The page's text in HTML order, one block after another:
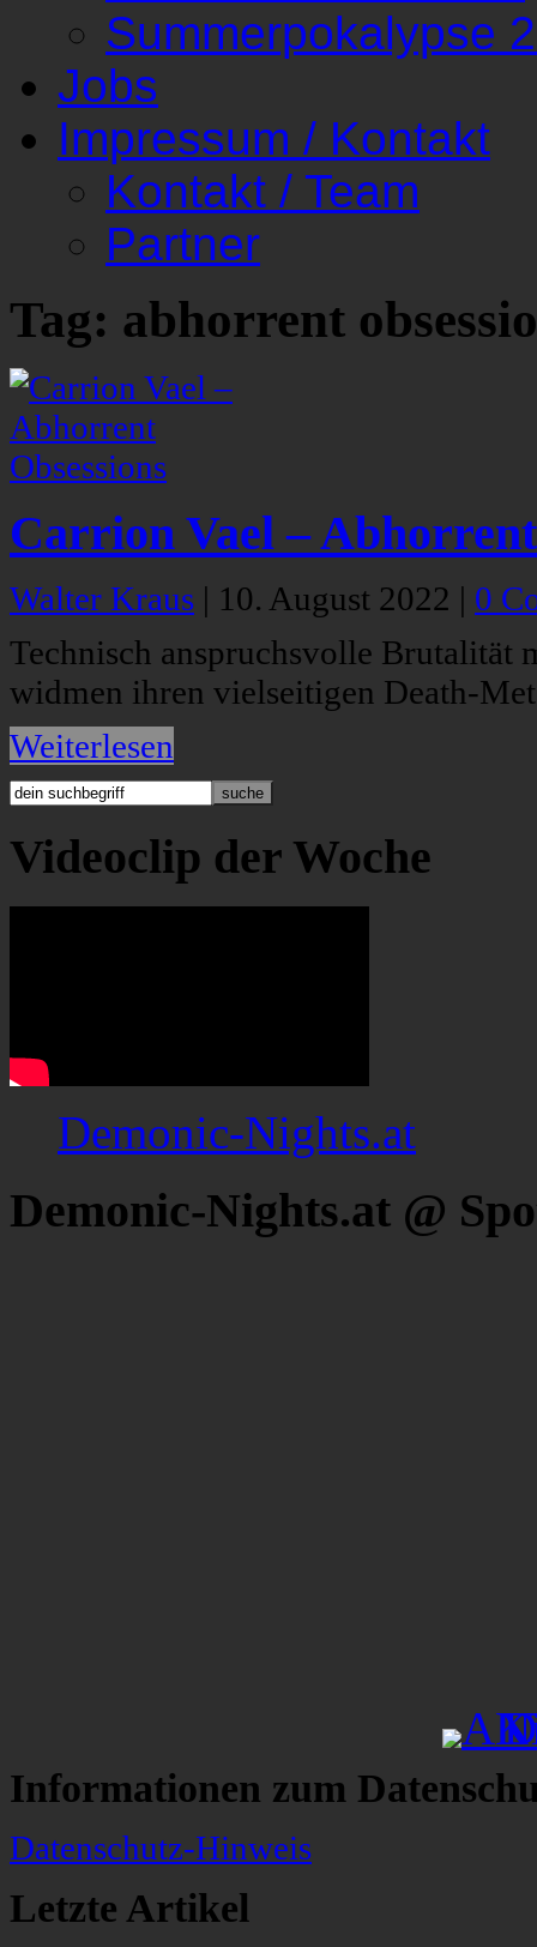
Summerpokalypse
Jobs
Impressum / Kontakt
Kontakt / Team
Partner
Tag: abhorrent
Carrion Vael – Abhorrent
Walter Kraus | 10. August 2022 | 0
Technisch anspruchsvolle Brutalität
widmen ihren vielseitigen Death-
Weiterlesen
Videoclip der Woche
Demonic-Nights.at
Demonic-Nights.at @
Informationen zum
Datenschutz-Hinweis
Letzte Artikel